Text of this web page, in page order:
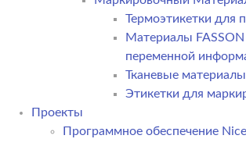
Термоэтикетки для
Материалы FASSON
переменной
Тканевые материалы
Этикетки для
Проекты
Программное обеспечение